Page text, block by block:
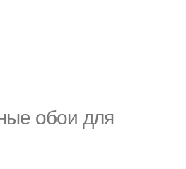
обои для